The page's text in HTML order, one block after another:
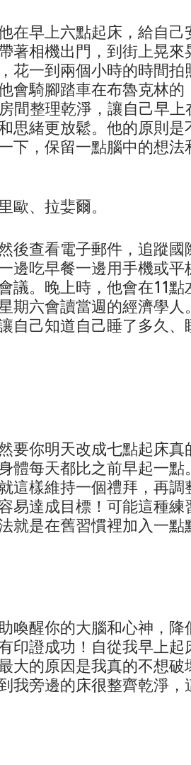
在早上六點起床，給自己
著相機出門，到街上晃來
花一到兩個小時的時間拍
會騎腳踏車在布魯克林的
間整理乾淨，讓自己早上
思緒更放鬆。他的原則是
下，保留一點腦中的想法
歐、拉婓爾。
後查看電子郵件，追蹤國
邊吃早餐一邊用手機或平
議。晚上時，他會在11點
期六會讀當週的經濟學人
自己知道自己睡了多久、
要你明天改成七點起床真
體每天都比之前早起一點
這樣維持一個禮拜，再調
易達成目標！可能這種練
就是在舊習慣裡加入一點
喚醒你的大腦和心神，降
印證成功！自從我早上起
大的原因是我真的不想破
我旁邊的床很整齊乾淨，